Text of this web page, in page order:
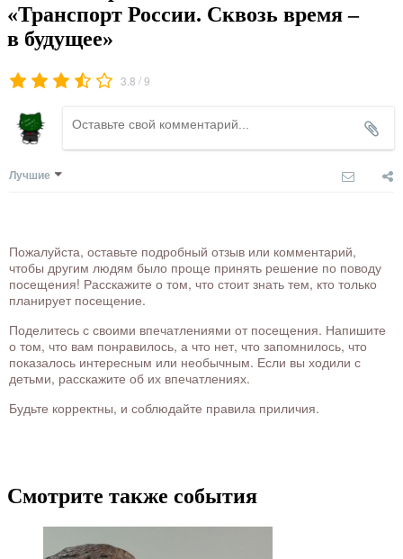
«Транспорт России. Сквозь время –
в будущее»
3.8 /9
Лучшие
Пожалуйста, оставьте подробный отзыв или комментарий,
чтобы другим людям было проще принять решение по поводу
посещения! Расскажите о том, что стоит знать тем, кто только
планирует посещение.
Поделитесь с своими впечатлениями от посещения. Напишите
о том, что вам понравилось, а что нет, что запомнилось, что
показалось интересным или необычным. Если вы ходили с
детьми, расскажите об их впечатлениях.
Будьте корректны, и соблюдайте правила приличия.
Смотрите также события